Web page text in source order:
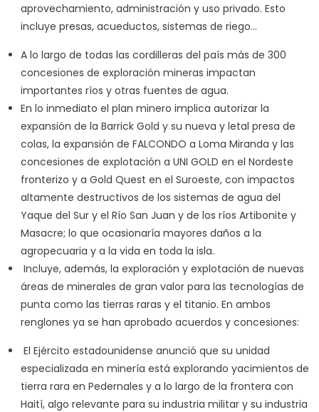
aprovechamiento, administración y uso privado. Esto
incluye presas, acueductos, sistemas de riego…
A lo largo de todas las cordilleras del país más de 300
concesiones de exploración mineras impactan
importantes ríos y otras fuentes de agua.
En lo inmediato el plan minero implica autorizar la
expansión de la Barrick Gold y su nueva y letal presa de
colas, la expansión de FALCONDO a Loma Miranda y las
concesiones de explotación a UNI GOLD en el Nordeste
fronterizo y a Gold Quest en el Suroeste, con impactos
altamente destructivos de los sistemas de agua del
Yaque del Sur y el Río San Juan y de los ríos Artibonite y
Masacre; lo que ocasionaría mayores daños a la
agropecuaria y a la vida en toda la isla.
Incluye, además, la exploración y explotación de nuevas
áreas de minerales de gran valor para las tecnologías de
punta como las tierras raras y el titanio. En ambos
renglones ya se han aprobado acuerdos y concesiones:
El Ejército estadounidense anunció que su unidad
especializada en minería está explorando yacimientos de
tierra rara en Pedernales y a lo largo de la frontera con
Haití, algo relevante para su industria militar y su industria